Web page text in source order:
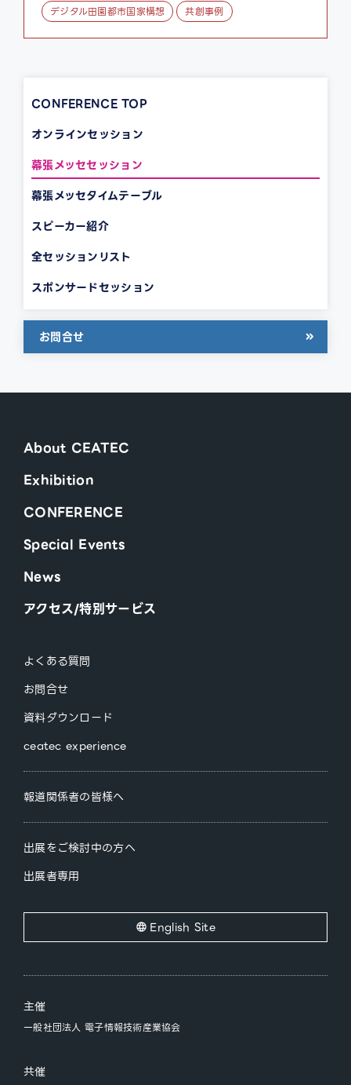
デジタル田園都市国家構想
共創事例
CONFERENCE TOP
オンラインセッション
幕張メッセセッション
幕張メッセタイムテーブル
スピーカー紹介
全セッションリスト
スポンサードセッション
お問合せ
About CEATEC
Exhibition
CONFERENCE
Special Events
News
アクセス/特別サービス
よくある質問
お問合せ
資料ダウンロード
ceatec experience
報道関係者の皆様へ
出展をご検討中の方へ
出展者専用
English Site
主催
一般社団法人 電子情報技術産業協会
共催